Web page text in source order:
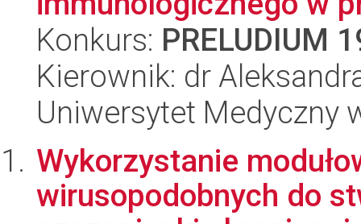
Konkurs: PRELUDIUM
Kierownik: dr
Uniwersytet Medyczny
Wykorzystanie
wirusopodobnych do